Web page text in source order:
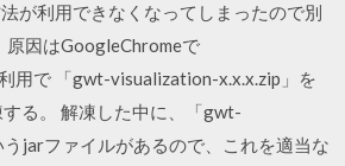
が利用できなくなってしまったので別
原因はGoogleChromeで
用で 「gwt-visualization-x.x.x.zip」を
る。 解凍した中に、「gwt-
jarファイルがあるので、これを適当な